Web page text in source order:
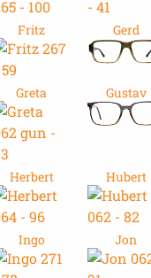
Fritz Gerd
Greta Gustav
Herbert Hubert
Ingo Jon